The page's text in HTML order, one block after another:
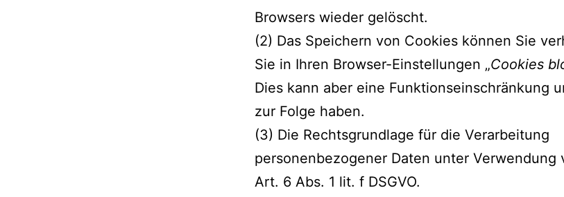
Browsers wieder gelöscht.
(2) Das Speichern von Cookies können Sie
Sie in Ihren Browser-Einstellungen „Cookies
Dies kann aber eine Funktionseinschränkung
zur Folge haben.
(3) Die Rechtsgrundlage für die Verarbeitung
personenbezogener Daten unter Verwendung
Art. 6 Abs. 1 lit. f DSGVO.